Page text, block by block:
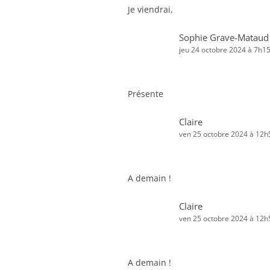
Je viendrai,
Sophie Grave-Mataud
jeu 24 octobre 2024 à 7h15
Présente
Claire
ven 25 octobre 2024 à
A demain !
Claire
ven 25 octobre 2024 à
A demain !